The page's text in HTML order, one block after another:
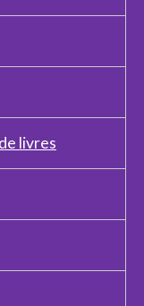
livres